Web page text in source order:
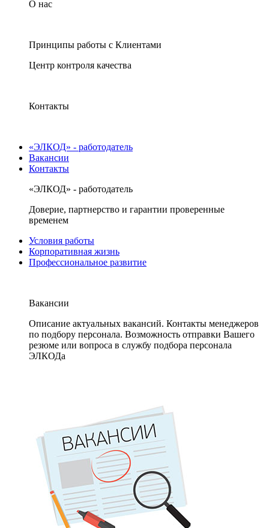
О нас
Принципы работы с Клиентами
Центр контроля качества
Контакты
«ЭЛКОД» - работодатель
Вакансии
Контакты
«ЭЛКОД» - работодатель
Доверие, партнерство и гарантии проверенные
временем
Условия работы
Корпоративная жизнь
Профессиональное развитие
Вакансии
Описание актуальных вакансий. Контакты менеджеров
по подбору персонала. Возможность отправки Вашего
резюме или вопроса в службу подбора персонала
ЭЛКОДа